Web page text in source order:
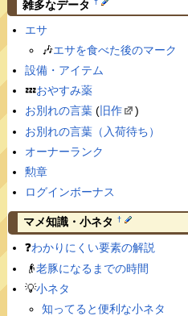
雑多なデータ
エサ
🎶エサを食べた後のマーク
設備・アイテム
💤おやすみ薬
お別れの言葉(旧作
)
お別れの言葉（入荷待ち）
オーナーランク
勲章
ログインボーナス
マメ知識・小ネタ †
❓わかりにくい要素の解説
👴老豚になるまでの時間
💡小ネタ
知ってると便利な小ネタ